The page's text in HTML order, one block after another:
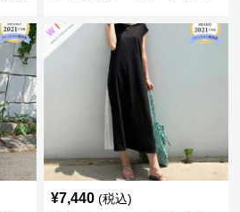
¥7,440 (税込)